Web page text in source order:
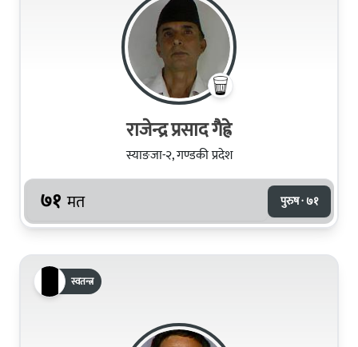
राजेन्द्र प्रसाद गैह्रे
स्याङजा-२, गण्डकी प्रदेश
७१ मत पुरुष · ७१
स्वतन्त्र